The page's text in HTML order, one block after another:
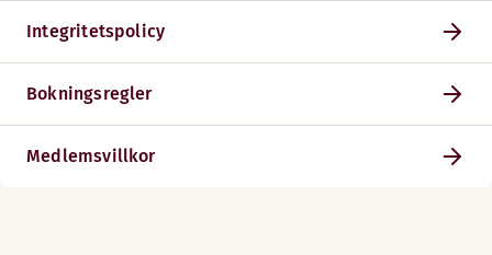
Integritetspolicy
Bokningsregler
Medlemsvillkor